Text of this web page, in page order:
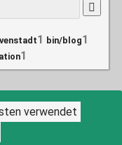
more
for
results.
1 bin/blog1
1
verwendet